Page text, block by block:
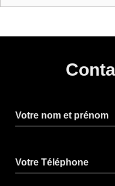
Votre nom et prénom
Votre Téléphone